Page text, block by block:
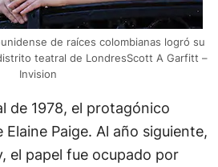
de raíces colombianas logró su
teatral de LondresScott A Garfitt –
Invision
de 1978, el protagónico
Paige. Al año siguiente,
el papel fue ocupado por